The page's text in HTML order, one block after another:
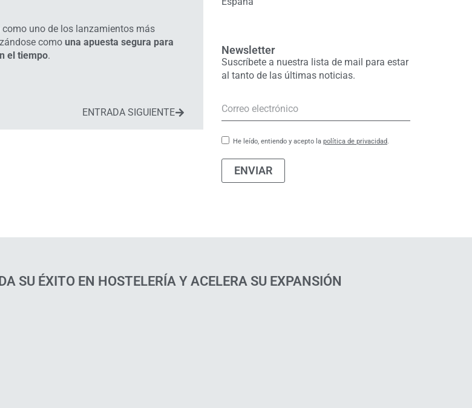
uno de los lanzamientos más
como una apuesta segura para
el tiempo.
ENTRADA SIGUIENTE
Newsletter
Suscríbete a nuestra lista de mail para estar
al tanto de las últimas noticias.
He leído, entiendo y acepto la política de privacidad.
ENVIAR
SU ÉXITO EN HOSTELERÍA Y ACELERA SU EXPANSIÓN